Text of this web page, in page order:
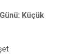
Küçük